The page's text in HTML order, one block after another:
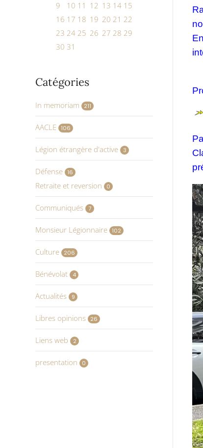
9
10 11 12 13 14 15
16 17 18 19 20 21 22
23 24 25 26 27 28 29
30 31
Catégories
In memoriam 211
AACLE 106
Légion étrangère d'active 3
Défense 16
Retraite et reversion 0
Communiqués 7
Monsieur Légionnaire 102
Culture 206
Bénévolat 4
Actualités 9
Libres opinions 26
Liens web 2
presentation 0